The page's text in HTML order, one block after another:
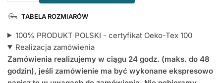
Babcia
i
Dziadek
-
pajac
z
TABELA ROZMIARÓW
100% PRODUKT POLSKI - certyfikat Oeko-Tex 100
Realizacja zamówienia
Zamówienia realizujemy w ciągu 24 godz. (maks. do 48
godzin), jeśli zamówienie ma być wykonane ekspresowo